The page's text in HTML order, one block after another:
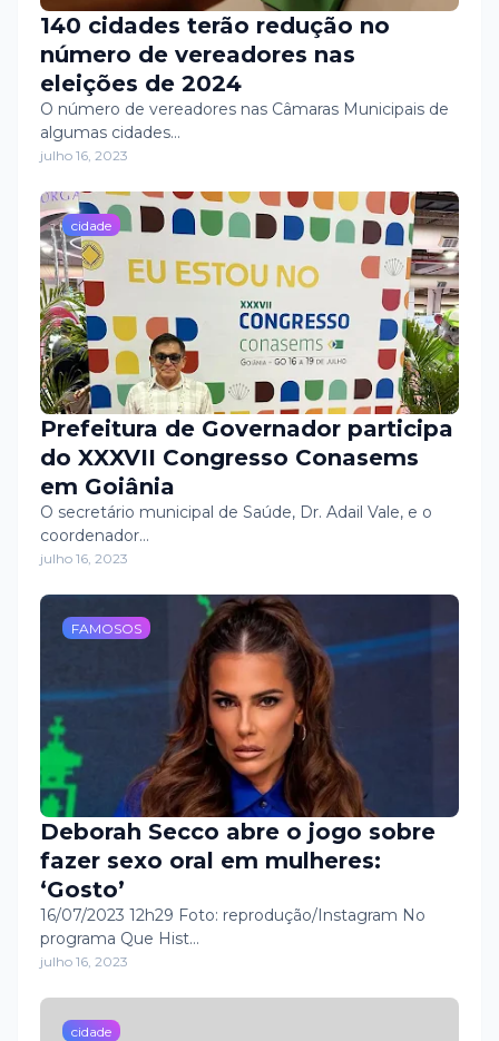
140 cidades terão redução no
número de vereadores nas
eleições de 2024
O número de vereadores nas Câmaras Municipais de
algumas cidades…
julho 16, 2023
cidade
Prefeitura de Governador participa
do XXXVII Congresso Conasems
em Goiânia
O secretário municipal de Saúde, Dr. Adail Vale, e o
coordenador…
julho 16, 2023
FAMOSOS
Deborah Secco abre o jogo sobre
fazer sexo oral em mulheres:
‘Gosto’
16/07/2023 12h29 Foto: reprodução/Instagram No
programa Que Hist…
julho 16, 2023
cidade